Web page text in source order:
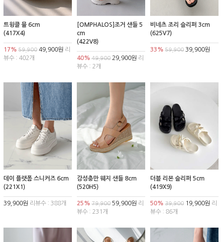
트윙클 뮬 6cm
(417X4)
17% 59,900 49,900원 리
뷰수 : 402개
[OMPHALOS]조거 샌들 5
cm
(422V8)
40% 49,90029,900원 리
뷰수 : 2개
비네츠 조리 슬리퍼 3cm
(625V7)
33% 59,90039,900원
데이 플랫폼 스니커즈 6cm
(221X1)
39,900원 리뷰수 : 388개
감성충만 웨지 샌들 8cm
(520H5)
25% 79,90059,900원 리
뷰수 : 231개
더블 리본 슬리퍼 5cm
(419X9)
50% 39,90019,900원 리
뷰수 : 86개